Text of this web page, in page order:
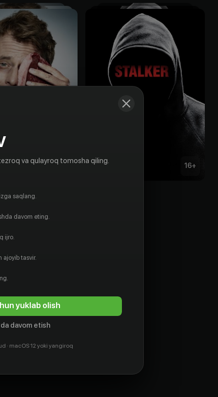
18+ 16+
va qulayroq tomosha qiling.
saqlang.
davom eting.
ijro.
ajoyib tasvir.
yuklab olish
davom etish
· macOS 12 yoki yangiroq